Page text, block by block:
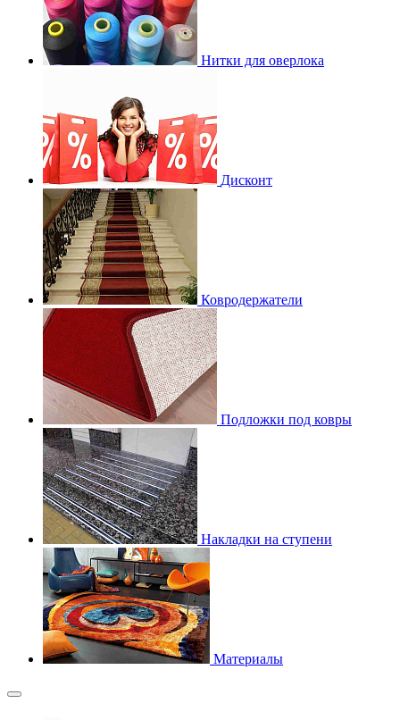
Нитки для оверлока
Дисконт
Ковродержатели
Подложки под ковры
Накладки на ступени
Материалы